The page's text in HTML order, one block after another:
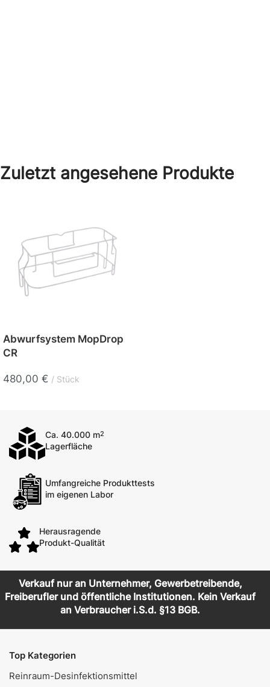
Zuletzt angesehene Produkte
Abwurfsystem MopDrop
CR
480,00 € Stück
Ca. 40.000 m2
Lagerfläche
Umfangreiche Produkttests
im eigenen Labor
Herausragende
Produkt-Qualität
Verkauf nur an Unternehmer, Gewerbetreibende,
Freiberufler und öffentliche Institutionen. Kein Verkauf
an Verbraucher i.S.d. §13 BGB.
Top Kategorien
Reinraum-Desinfektionsmittel